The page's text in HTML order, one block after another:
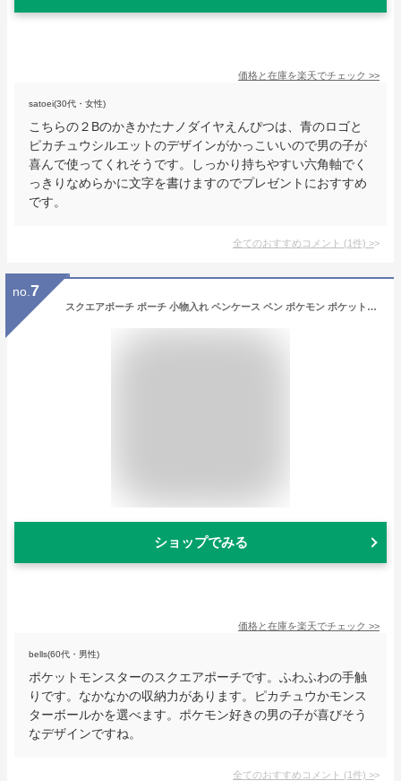
価格と在庫を楽天でチェック >>
satoei(30代・女性)
こちらの２Bのかきかたナノダイヤえんぴつは、青のロゴと
ピカチュウシルエットのデザインがかっこいいので男の子が
喜んで使ってくれそうです。しっかり持ちやすい六角軸でく
っきりなめらかに文字を書けますのでプレゼントにおすすめ
です。
全てのおすすめコメント (1件) >
no. 7
スクエアポーチ ポーチ 小物入れ ペンケース ペン ポケモン ポケットモンスター カワイイ ふわふわ レディース フェイス 女の子 男の子 ゲーム かっこいい キッズ ポケモン マルチケース 学校 誕生日 プレゼント ギフト
ショップでみる
価格と在庫を楽天でチェック >>
bells(60代・男性)
ポケットモンスターのスクエアポーチです。ふわふわの手触
りです。なかなかの収納力があります。ピカチュウかモンス
ターボールかを選べます。ポケモン好きの男の子が喜びそう
なデザインですね。
全てのおすすめコメント (1件) >